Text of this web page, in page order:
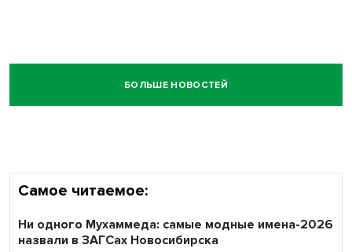
БОЛЬШЕ НОВОСТЕЙ
Самое читаемое:
Ни одного Мухаммеда: самые модные имена-2026
назвали в ЗАГСах Новосибирска